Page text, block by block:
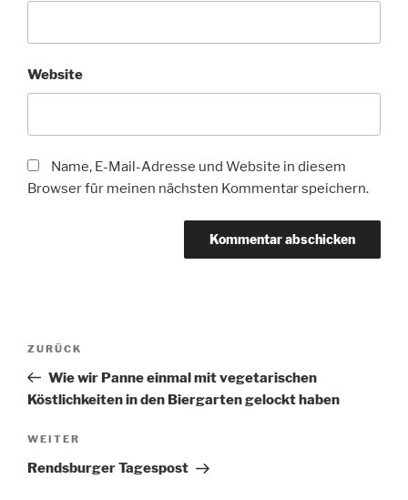
Website
Name, E-Mail-Adresse und Website in diesem
Browser für meinen nächsten Kommentar speichern.
Beitragsnavigation
Vorheriger
Beitrag
ZURÜCK
Wie wir Panne einmal mit vegetarischen
Köstlichkeiten in den Biergarten gelockt haben
Nächster
Beitrag
WEITER
Rendsburger Tagespost